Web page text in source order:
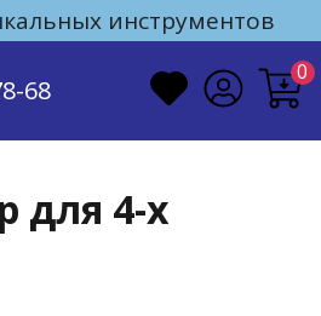
инструментов
68
0
для 4-х